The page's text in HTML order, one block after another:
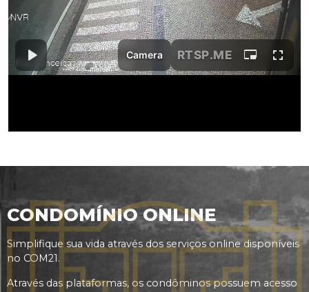
CONDOMÍNIO ONLINE
Simplifique sua vida através dos serviços online disponíveis
no COM21.
Através das plataformas, os condôminos possuem acesso